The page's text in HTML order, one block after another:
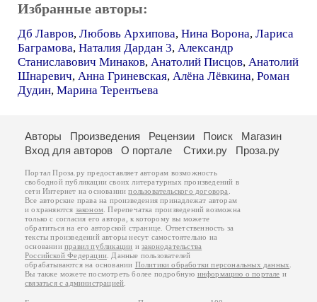
Избранные авторы:
Дб Лавров, Любовь Архипова, Нина Ворона, Лариса
Баграмова, Наталия Дардан 3, Александр
Станиславович Минаков, Анатолий Писцов, Анатолий
Шнаревич, Анна Гриневская, Алёна Лёвкина, Роман
Дудин, Марина Терентьева
Авторы Произведения Рецензии Поиск
Магазин
Вход для авторов
О портале Стихи.ру Проза.ру
Портал Проза.ру предоставляет авторам возможность
свободной публикации своих литературных произведений в
сети Интернет на основаниипользовательского договора
Все авторские права на произведения принадлежат авторам
и охраняются законом . Перепечатка произведений возможна
только с согласия его автора, к которому вы можете
обратиться на его авторской странице. Ответственность за
тексты произведений авторы несут самостоятельно на
основанииправил публикации изаконодательства
Российской Федерации . Данные пользователей
обрабатываются на основании Политики обработки персональных данных
Вы также можете посмотреть более подробную информацию о портале и
связаться с администрацией